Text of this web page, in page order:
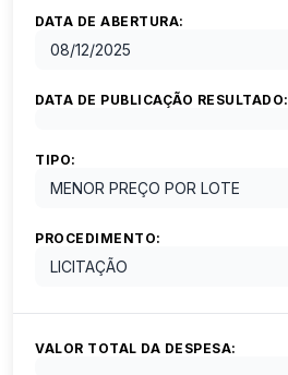
DATA DE ABERTURA:
08/12/2025
DATA DE PUBLICAÇÃO RESULTADO:
TIPO:
MENOR PREÇO POR LOTE
PROCEDIMENTO:
LICITAÇÃO
VALOR TOTAL DA DESPESA: